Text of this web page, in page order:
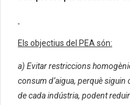
Els objectius del PEA són:
a) Evitar restriccions
consum d’aigua, perquè
de cada indústria, podent